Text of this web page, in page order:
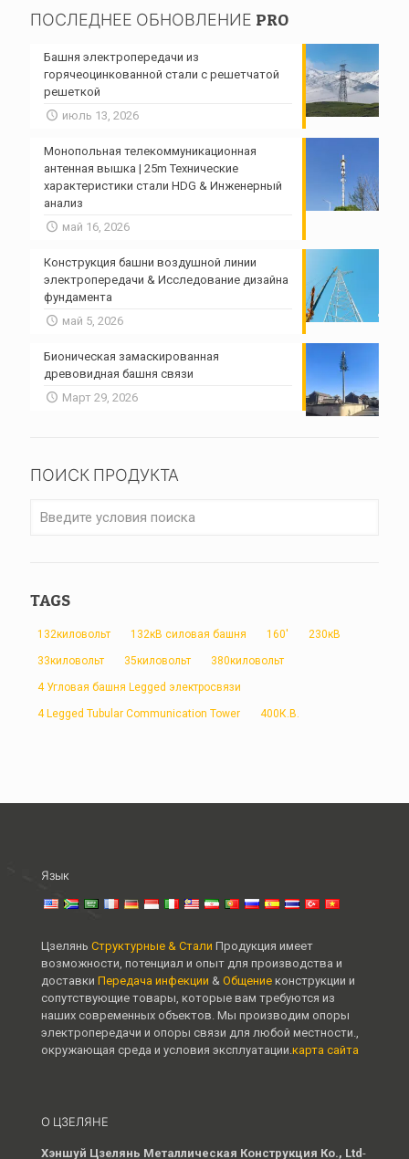
ПОСЛЕДНЕЕ ОБНОВЛЕНИЕ PRO
Башня электропередачи из
горячеоцинкованной стали с решетчатой ​​
решеткой
июль 13, 2026
Монопольная телекоммуникационная
антенная вышка | 25m Технические
характеристики стали HDG & Инженерный
анализ
май 16, 2026
Конструкция башни воздушной линии
электропередачи & Исследование дизайна
фундамента
май 5, 2026
Бионическая замаскированная
древовидная башня связи
Март 29, 2026
ПОИСК ПРОДУКТА
TAGS
132киловольт 132кВ силовая башня 160' 230кВ
33киловольт 35киловольт 380киловольт
4 Угловая башня Legged электросвязи
4 Legged Tubular Communication Tower 400К.В.
Язык
Цзелянь Структурные & Стали Продукция имеет
возможности, потенциал и опыт для производства и
доставки Передача инфекции & Общение конструкции и
сопутствующие товары, которые вам требуются из
наших современных объектов. Мы производим опоры
электропередачи и опоры связи для любой местности.,
окружающая среда и условия эксплуатации.карта сайта
О ЦЗЕЛЯНЕ
Хэншуй Цзелянь Металлическая Конструкция Ко., Ltd-